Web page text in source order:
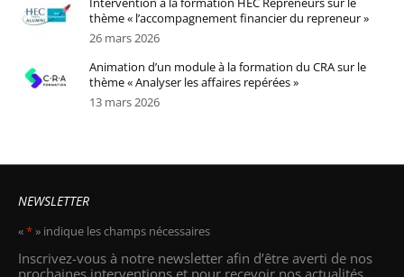
thème « l’accompagnement financier du repreneur »
26 mars 2026
Animation d’un module à la formation du CRA sur le
thème « Analyser les affaires repérées »
13 mars 2026
NEWSLETTER
«*» indique les champs nécessaires
Inscrivez-vous à notre newsletter afin d’être averti de nos
prochaines interventions et pour recevoir nos actualités.